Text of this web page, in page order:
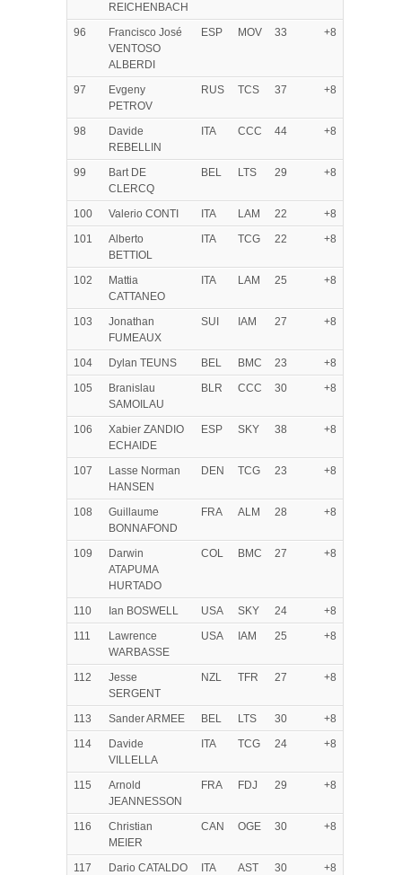
REICHENBACH
96
Francisco José
VENTOSO
ALBERDI
ESP MOV 33 +8
97
Evgeny
PETROV
RUS TCS 37 +8
98
Davide
REBELLIN
ITA CCC 44 +8
99
Bart DE
CLERCQ
BEL LTS 29 +8
100 Valerio CONTI ITA LAM 22
+8
101
Alberto
BETTIOL
ITA TCG 22 +8
102
Mattia
CATTANEO
ITA LAM 25 +8
103
Jonathan
FUMEAUX
SUI IAM 27 +8
104 Dylan TEUNS BEL BMC 23
+8
105
Branislau
SAMOILAU
BLR CCC 30 +8
106
Xabier ZANDIO
ECHAIDE
ESP SKY 38 +8
107
Lasse Norman
HANSEN
DEN TCG 23 +8
108
Guillaume
BONNAFOND
FRA ALM 28 +8
109
Darwin
ATAPUMA
HURTADO
COL BMC 27 +8
110 Ian BOSWELL USA SKY 24
+8
111
Lawrence
WARBASSE
USA IAM 25 +8
112
Jesse
SERGENT
NZL TFR 27 +8
113 Sander ARMEE BEL LTS 30
+8
114
Davide
VILLELLA
ITA TCG 24 +8
115
Arnold
JEANNESSON
FRA FDJ 29 +8
116
Christian
MEIER
CAN OGE 30 +8
117 Dario CATALDO ITA AST 30
+8